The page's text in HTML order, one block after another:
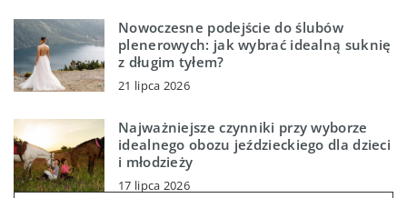
Nowoczesne podejście do ślubów
plenerowych: jak wybrać idealną suknię
z długim tyłem?
21 lipca 2026
Najważniejsze czynniki przy wyborze
idealnego obozu jeździeckiego dla dzieci
i młodzieży
17 lipca 2026